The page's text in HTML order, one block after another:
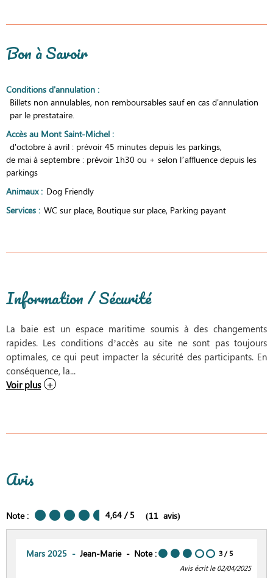
Bon à Savoir
Conditions d'annulation :
Billets non annulables, non remboursables sauf en cas d'annulation
par le prestataire.
Accès au Mont Saint-Michel :
d'octobre à avril : prévoir 45 minutes depuis les parkings
de mai à septembre : prévoir 1h30 ou + selon l’affluence depuis les
parkings
Animaux: Dog Friendly
Services : WC sur place Boutique sur place Parking payant
Information / Sécurité
La baie est un espace maritime soumis à des changements
rapides. Les conditions d’accès au site ne sont pas toujours
optimales, ce qui peut impacter la sécurité des participants. En
conséquence, la...
Voir plus
Avis
Note : 4,64 / 5 (11 avis)
Mars 2025 Jean-Marie Note : 3 / 5
Avis écrit le 02/04/2025